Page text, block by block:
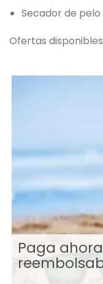
Secador de pelo
Ofertas
Paga